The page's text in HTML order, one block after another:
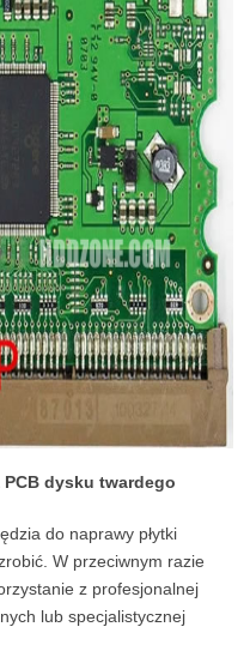
PCB dysku twardego
do naprawy płytki
W przeciwnym razie
z profesjonalnej
lub specjalistycznej